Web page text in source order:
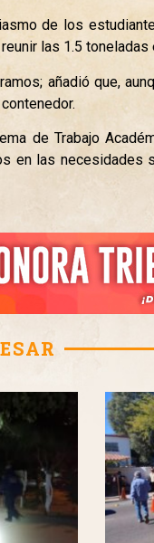
de los
las 1.5
añadió que,
de Trabajo
en las necesidades